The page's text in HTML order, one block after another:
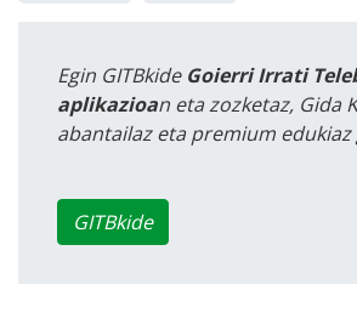
Egin GITBkide Goierri Irrati
aplikazioan eta zozketaz, Gida
abantailaz eta premium edukiaz
GITBkide